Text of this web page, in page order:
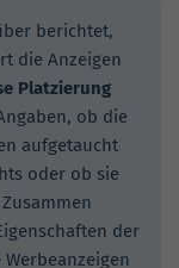
berichtet,
die Anzeigen
Platzierung
ob die
aufgetaucht
oder ob sie
der